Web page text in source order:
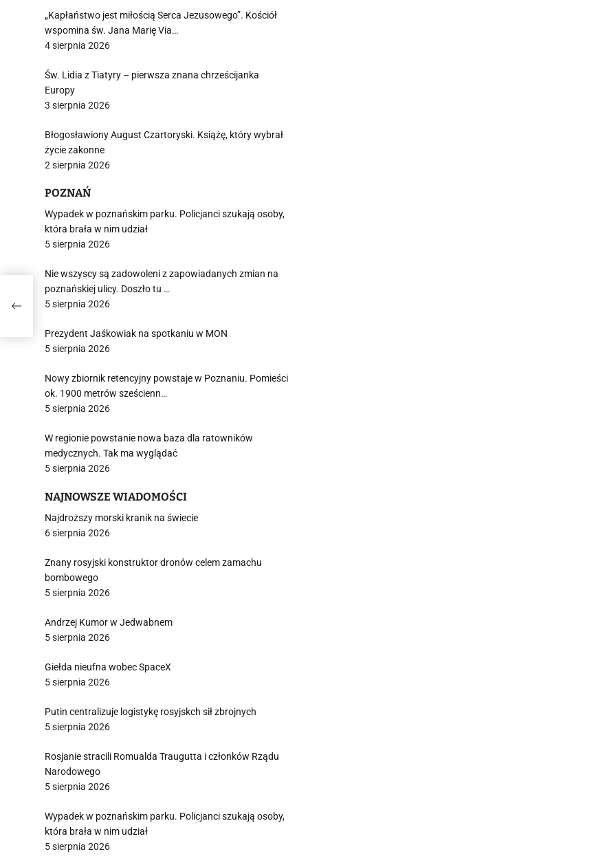
„Kapłaństwo jest miłością Serca Jezusowego”. Kościół
wspomina św. Jana Marię Via…
4 sierpnia 2026
Św. Lidia z Tiatyry – pierwsza znana chrześcijanka
Europy
3 sierpnia 2026
Błogosławiony August Czartoryski. Książę, który wybrał
życie zakonne
2 sierpnia 2026
POZNAŃ
Wypadek w poznańskim parku. Policjanci szukają osoby,
która brała w nim udział
5 sierpnia 2026
Nie wszyscy są zadowoleni z zapowiadanych zmian na
poznańskiej ulicy. Doszło tu …
5 sierpnia 2026
Prezydent Jaśkowiak na spotkaniu w MON
5 sierpnia 2026
Nowy zbiornik retencyjny powstaje w Poznaniu. Pomieści
ok. 1900 metrów sześcienn…
5 sierpnia 2026
W regionie powstanie nowa baza dla ratowników
medycznych. Tak ma wyglądać
5 sierpnia 2026
NAJNOWSZE WIADOMOŚCI
Najdroższy morski kranik na świecie
6 sierpnia 2026
Znany rosyjski konstruktor dronów celem zamachu
bombowego
5 sierpnia 2026
Andrzej Kumor w Jedwabnem
5 sierpnia 2026
Giełda nieufna wobec SpaceX
5 sierpnia 2026
Putin centralizuje logistykę rosyjskch sił zbrojnych
5 sierpnia 2026
Rosjanie stracili Romualda Traugutta i członków Rządu
Narodowego
5 sierpnia 2026
Wypadek w poznańskim parku. Policjanci szukają osoby,
która brała w nim udział
5 sierpnia 2026
o